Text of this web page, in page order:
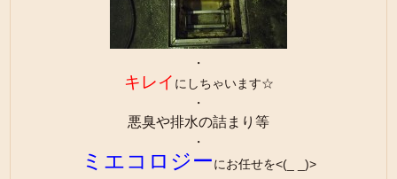
・
キレイ にしちゃいます☆
・
悪臭や排水の詰まり等
・
ミエコロジーにお任せを<(_ _)>